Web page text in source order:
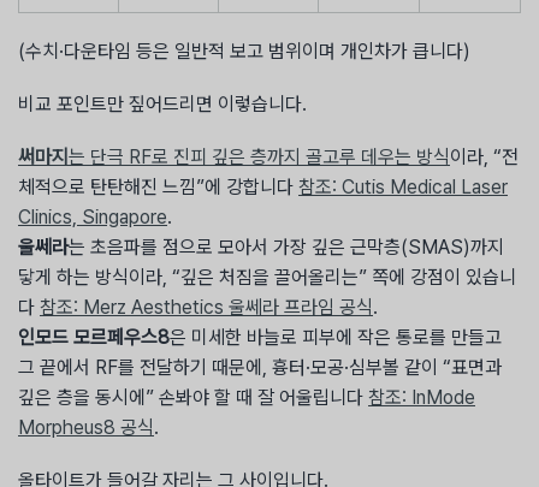
(수치·다운타임 등은 일반적 보고 범위이며 개인차가 큽니다)
비교 포인트만 짚어드리면 이렇습니다.
써마지 는 단극 RF로 진피 깊은 층까지 골고루 데우는 방식이라, “전
체적으로 탄탄해진 느낌”에 강합니다 참조: Cutis Medical Laser
Clinics, Singapore.
울쎄라는 초음파를 점으로 모아서 가장 깊은 근막층(SMAS)까지
닿게 하는 방식이라, “깊은 처짐을 끌어올리는” 쪽에 강점이 있습니
다 참조: Merz Aesthetics 울쎄라 프라임 공식.
인모드 모르페우스8은 미세한 바늘로 피부에 작은 통로를 만들고
그 끝에서 RF를 전달하기 때문에, 흉터·모공·심부볼 같이 “표면과
깊은 층을 동시에” 손봐야 할 때 잘 어울립니다 참조: InMode
Morpheus8 공식.
올타이트가 들어갈 자리는 그 사이입니다.